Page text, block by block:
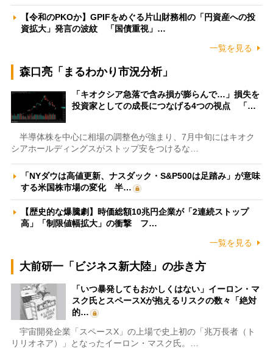
【令和のPKOか】GPIFをめぐる片山財務相の「円資産への投
資拡大」発言の波紋 「国債重視」…
一覧を見る
森口亮「まるわかり市況分析」
「キオクシア急落で含み損が膨らんで…」損失を
投資家としての成長につなげる4つの視点 「…
半導体株を中心に相場の調整色が強まり、7月中旬にはキオク
シアホールディングスがストップ安をつけるな…
「NYダウは高値更新、ナスダック・S&P500は足踏み」が意味
する米国株市場の変化 半…
【歴史的な爆騰劇】時価総額10兆円企業が「2連続ストップ
高」「制限値幅拡大」の衝撃 フ…
一覧を見る
大前研一「ビジネス新大陸」の歩き方
「いつ暴発してもおかしくはない」イーロン・マ
スク氏とスペースXが抱えるリスクの数々「絶対
的…
宇宙開発企業「スペースX」の上場で史上初の「兆万長者（ト
リリオネア）」となったイーロン・マスク氏。…